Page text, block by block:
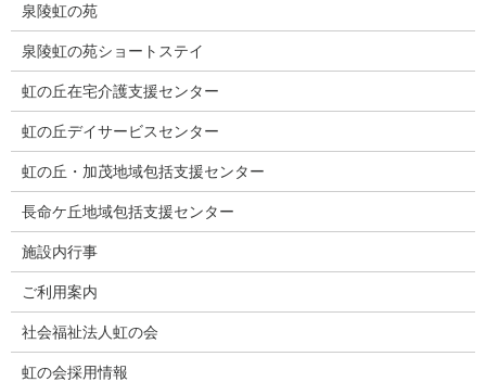
泉陵虹の苑
泉陵虹の苑ショートステイ
虹の丘在宅介護支援センター
虹の丘デイサービスセンター
虹の丘・加茂地域包括支援センター
長命ケ丘地域包括支援センター
施設内行事
ご利用案内
社会福祉法人虹の会
虹の会採用情報